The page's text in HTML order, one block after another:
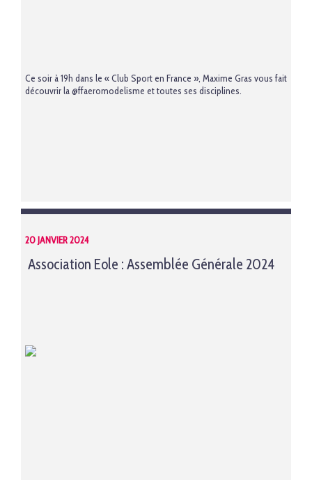
Ce soir à 19h dans le « Club Sport en France », Maxime Gras vous fait
découvrir la@ffaeromodelisme et toutes ses disciplines.
20 JANVIER 2024
Association Eole : Assemblée Générale 2024